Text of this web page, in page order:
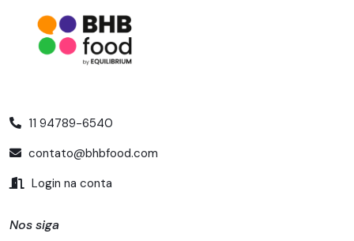
11 94789-6540
contato@bhbfood.com
Login na conta
Nos siga